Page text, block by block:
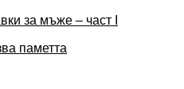
за мъже – част I
паметта